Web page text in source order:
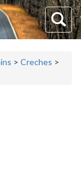
> Creches >